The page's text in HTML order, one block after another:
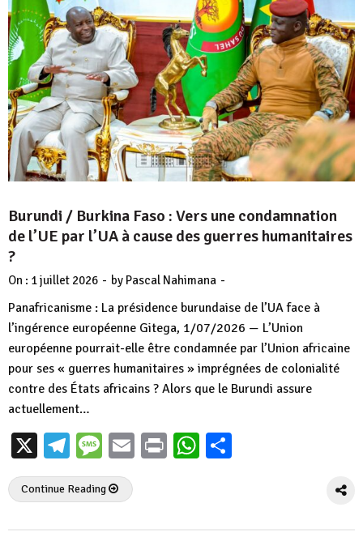
Burundi / Burkina Faso : Vers une condamnation
de l’UE par l’UA à cause des guerres humanitaires
?
On : 1 juillet 2026 - by Pascal Nahimana -
Panafricanisme : La présidence burundaise de l’UA face à
l’ingérence européenne Gitega, 1/07/2026 — L’Union
européenne pourrait-elle être condamnée par l’Union africaine
pour ses « guerres humanitaires » imprégnées de colonialité
contre des États africains ? Alors que le Burundi assure
actuellement…
X Telegram
Message
EmailPrintWhatsApp
Continue Reading